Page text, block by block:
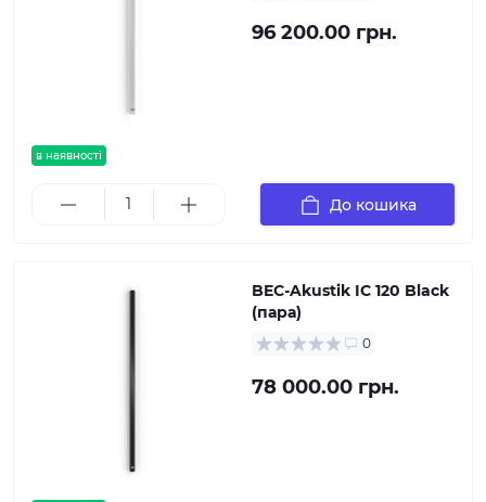
в наявності
96 200.00 грн.
До кошика
BEC-Akustik IC 120 Black
(пара)
0
78 000.00 грн.